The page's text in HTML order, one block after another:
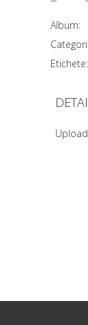
Album:
Etichete: